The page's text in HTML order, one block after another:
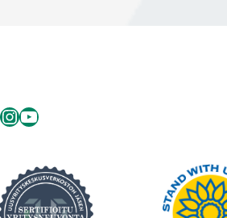
Instagram
YouTube